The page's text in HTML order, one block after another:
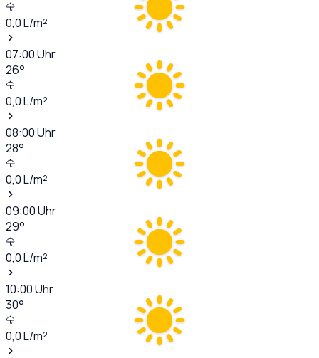
0,0L/m²
07:00Uhr
26°
0,0L/m²
08:00Uhr
28°
0,0L/m²
09:00Uhr
29°
0,0L/m²
10:00Uhr
30°
0,0L/m²